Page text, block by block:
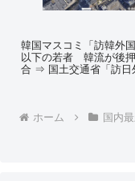
韓国マスコミ「訪韓外
以下の若者 韓流が後
合 ⇒ 国土交通省「訪日
ホーム 国内